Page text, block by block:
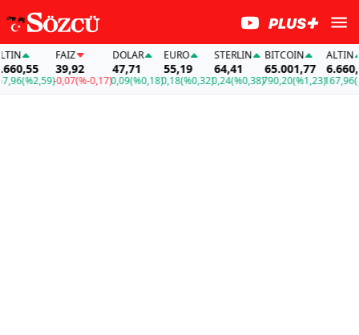
(%2,59)
FAİZ
39,92
-0,07(%-0,17)
DOLAR
47,71
0,09(%0,18)
EURO
55,19
0,18(%0,32)
STERLIN
64,41
0,24(%0,38)
BITCOIN
65.001,77
790,20(%1,23)
ALTIN
6.660,55
167,96